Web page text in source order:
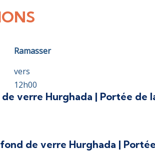
Ramasser
vers
12h00
verre Hurghada | Portée de
de verre Hurghada |